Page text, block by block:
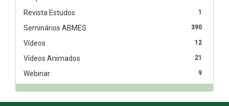
1
Revista Estudos
390
Seminários ABMES
12
Vídeos
21
Vídeos Animados
9
Webinar